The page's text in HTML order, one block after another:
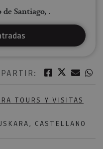
Facebook
Twitter
TOURS Y VISITAS
CASTELLANO
Santiago, .